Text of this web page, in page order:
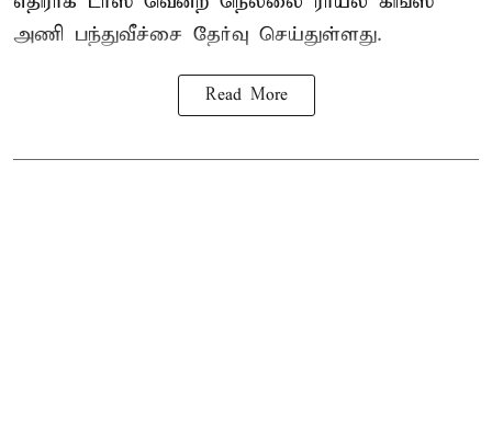
அணி பந்துவீச்சை தேர்வு செய்துள்ளது.
Read More